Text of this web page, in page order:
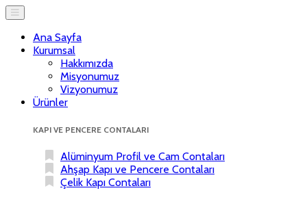
Ana Sayfa
Kurumsal
Hakkımızda
Misyonumuz
Vizyonumuz
Ürünler
KAPI VE PENCERE CONTALARI
Alüminyum Profil ve Cam Contaları
Ahşap Kapı ve Pencere Contaları
Çelik Kapı Contaları